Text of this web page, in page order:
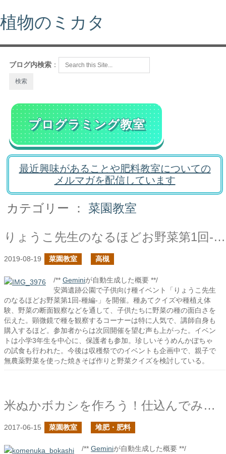
植物のミカタ
ブログ内検索 ：
プログラミング教室
最近興味があることや肥料教室についての
メルマガを配信しています
カテゴリー ： 菜園教室
りょうこ先生のなるほどお野菜第1回-種編-
2019-08-19 菜園教室 高槻
/** Geminiが自動生成した概要 **/
安満遺跡公園で子供向け種イベント「りょうこ先生
のなるほどお野菜第1回-種編-」を開催。種あてクイズや種植え体
験、野菜の断面観察などを通して、子供たちに野菜の種の面白さを
伝えた。顕微鏡で種を観察するコーナーは特に人気で、講師自身も
購入するほど。参加者からは次回開催を望む声も上がった。イベン
トは小学3年生を中心に、保護者も参加。珍しいそうめんかぼちゃ
の試食も行われた。今後は収穫祭でのイベントも企画中で、親子で
無農薬野菜を使った焼きそば作りと野菜クイズを検討している。
米ぬかボカシを作ろう！仕込んでみる！再撮影
2017-06-15 菜園教室 堆肥・肥料
/** Geminiが自動生成した概要 **/